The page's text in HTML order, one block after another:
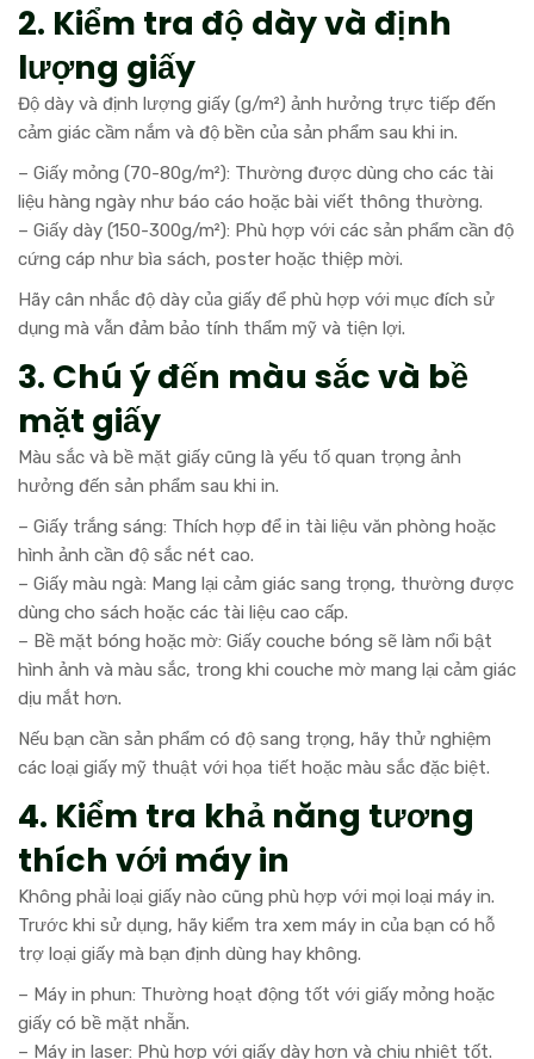
2. Kiểm tra độ dày và định
lượng giấy
Độ dày và định lượng giấy (g/m²) ảnh hưởng trực tiếp đến
cảm giác cầm nắm và độ bền của sản phẩm sau khi in.
– Giấy mỏng (70-80g/m²): Thường được dùng cho các tài
liệu hàng ngày như báo cáo hoặc bài viết thông thường.
– Giấy dày (150-300g/m²): Phù hợp với các sản phẩm cần độ
cứng cáp như bìa sách, poster hoặc thiệp mời.
Hãy cân nhắc độ dày của giấy để phù hợp với mục đích sử
dụng mà vẫn đảm bảo tính thẩm mỹ và tiện lợi.
3. Chú ý đến màu sắc và bề
mặt giấy
Màu sắc và bề mặt giấy cũng là yếu tố quan trọng ảnh
hưởng đến sản phẩm sau khi in.
– Giấy trắng sáng: Thích hợp để in tài liệu văn phòng hoặc
hình ảnh cần độ sắc nét cao.
– Giấy màu ngà: Mang lại cảm giác sang trọng, thường được
dùng cho sách hoặc các tài liệu cao cấp.
– Bề mặt bóng hoặc mờ: Giấy couche bóng sẽ làm nổi bật
hình ảnh và màu sắc, trong khi couche mờ mang lại cảm giác
dịu mắt hơn.
Nếu bạn cần sản phẩm có độ sang trọng, hãy thử nghiệm
các loại giấy mỹ thuật với họa tiết hoặc màu sắc đặc biệt.
4. Kiểm tra khả năng tương
thích với máy in
Không phải loại giấy nào cũng phù hợp với mọi loại máy in.
Trước khi sử dụng, hãy kiểm tra xem máy in của bạn có hỗ
trợ loại giấy mà bạn định dùng hay không.
– Máy in phun: Thường hoạt động tốt với giấy mỏng hoặc
giấy có bề mặt nhẵn.
– Máy in laser: Phù hợp với giấy dày hơn và chịu nhiệt tốt.